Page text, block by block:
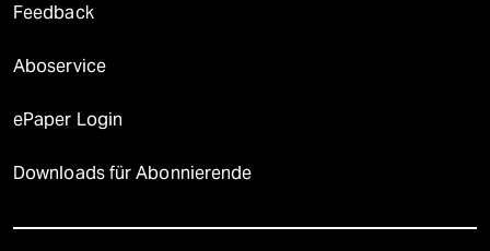
Feedback
Aboservice
ePaper Login
Downloads für Abonnierende